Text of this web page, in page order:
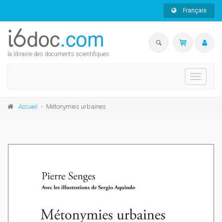
Français
la librairie des documents scientifiques
Toggle
Accueil Métonymies urbaines